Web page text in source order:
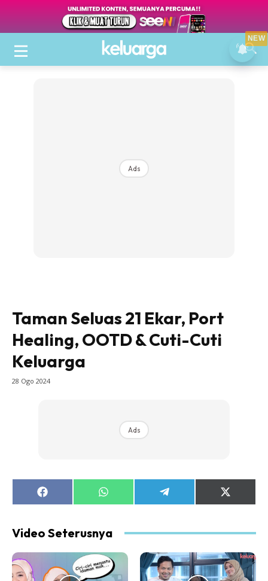
Ads
Taman Seluas 21 Ekar, Port
Healing, OOTD & Cuti-Cuti
Keluarga
28 Ogo 2024
Ads
Share
on
Share
on
Share
on
Share
on
Video Seterusnya
NEW